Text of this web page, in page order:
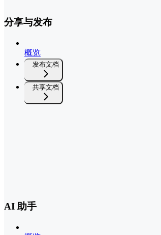
分享与发布
概览
发布文档
共享文档
AI 助手